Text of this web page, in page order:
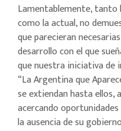
Lamentablemente, tanto
como la actual, no
que parecieran
desarrollo con el que
que nuestra iniciativa de
“La Argentina que
se extiendan hasta ellos,
acercando
la ausencia de su